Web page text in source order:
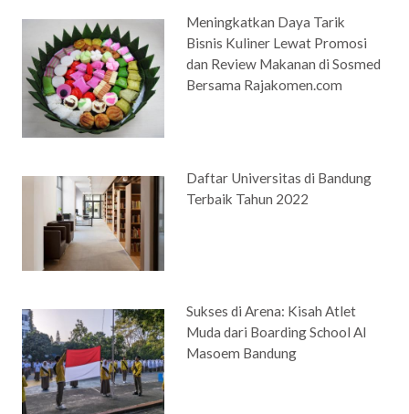
Meningkatkan Daya Tarik
Bisnis Kuliner Lewat Promosi
dan Review Makanan di Sosmed
Bersama Rajakomen.com
Daftar Universitas di Bandung
Terbaik Tahun 2022
Sukses di Arena: Kisah Atlet
Muda dari Boarding School Al
Masoem Bandung